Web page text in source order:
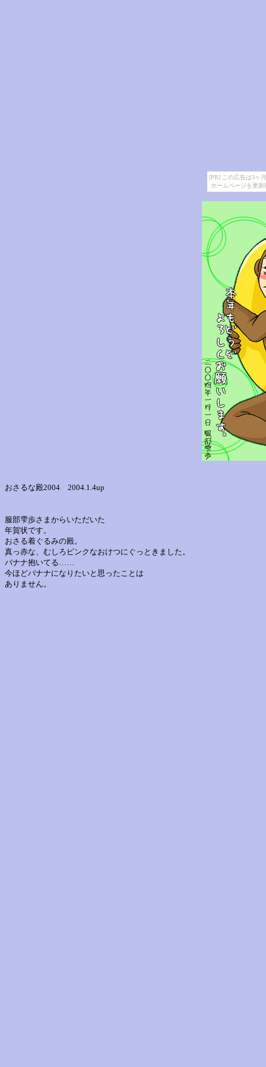
[PR] この広告は3ヶ
ホームページを更
おさるな殿2004 2004.1.4up
服部雫歩さまからいただいた
年賀状です。
おさる着ぐるみの殿。
真っ赤な、むしろピンクなおけつにぐっときました。
バナナ抱いてる……
今ほどバナナになりたいと思ったことは
ありません。